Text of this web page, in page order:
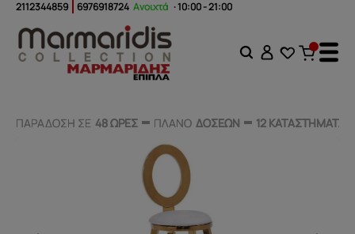
2112344859 6976918724 Ανοιχτά · 10:00 - 21:00
ΠΑΡΑΔΟΣΗ ΣΕ 48 ΩΡΕΣ ΠΛΑΝΟ ΔΟΣΕΩΝ 12 ΚΑΤΑΣΤΗΜΑΤΑ
ΠΑΡΑΔΟΣΗ ΣΕ 48 ΩΡΕΣ ΠΛΑΝΟ ΔΟΣΕΩΝ 12 ΚΑΤΑΣΤΗΜΑΤΑ